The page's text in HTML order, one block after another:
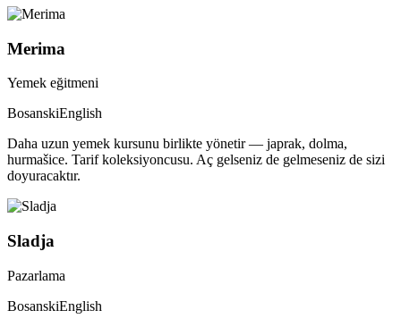
Merima
Yemek eğitmeni
BosanskiEnglish
Daha uzun yemek kursunu birlikte yönetir — japrak, dolma,
hurmašice. Tarif koleksiyoncusu. Aç gelseniz de gelmeseniz de sizi
doyuracaktır.
Sladja
Pazarlama
BosanskiEnglish